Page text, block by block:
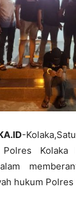
-
Polres Kolaka
hukum Polres